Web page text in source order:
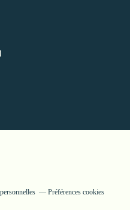
Préférences cookies